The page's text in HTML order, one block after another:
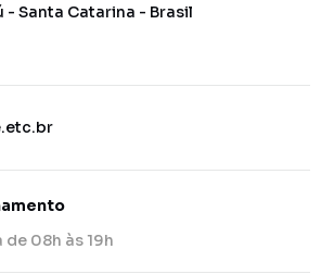
Santa Catarina - Brasil
08h às 19h